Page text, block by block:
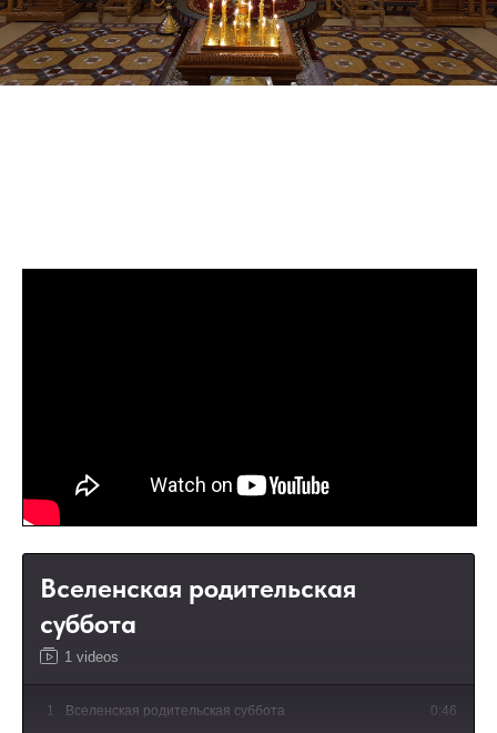
Вселенская родительская
суббота
1 videos
1 Вселенская родительская суббота 0:46